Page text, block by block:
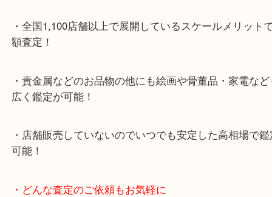
・お車でのご来店の方
ナビ検索「大吉明石大久保店」で検索してくだい。
・10年以上のベテランスタッフがご対応！
・10時から19時まで営業中